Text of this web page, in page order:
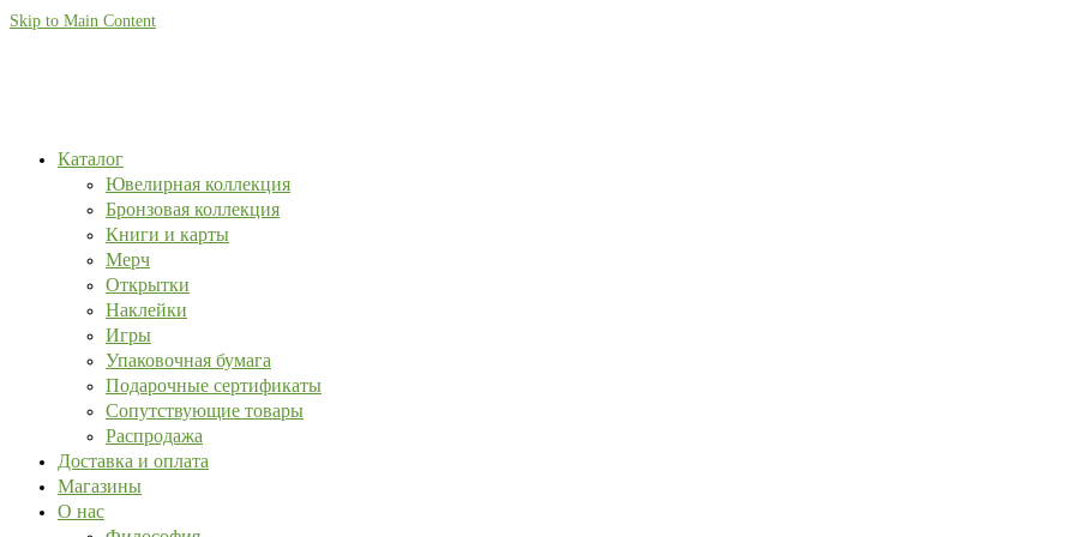
Skip to Main Content
Каталог
Ювелирная коллекция
Бронзовая коллекция
Книги и карты
Мерч
Открытки
Наклейки
Игры
Упаковочная бумага
Подарочные сертификаты
Сопутствующие товары
Распродажа
Доставка и оплата
Магазины
О нас